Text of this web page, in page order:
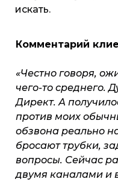
искать.
Комментарий
«Честно говоря,
чего-то среднего.
Директ. А
против моих
обзвона реально
бросают трубки,
вопросы. Сейчас
двумя каналами и